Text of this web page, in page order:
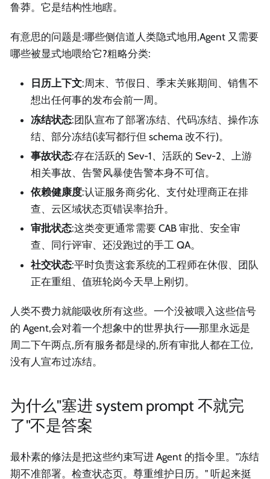
鲁莽。它是结构性地瞎。
有意思的问题是:哪些侧信道人类隐式地用,Agent 又需要
哪些被显式地喂给它?粗略分类:
日历上下文:周末、节假日、季末关账期间、销售不
想出任何事的发布会前一周。
冻结状态:团队宣布了部署冻结、代码冻结、操作冻
结、部分冻结(读写都行但 schema 改不行)。
事故状态:存在活跃的 Sev-1、活跃的 Sev-2、上游
相关事故、告警风暴使告警本身不可信。
依赖健康度:认证服务商劣化、支付处理商正在排
查、云区域状态页错误率抬升。
审批状态:这类变更通常需要 CAB 审批、安全审
查、同行评审、还没跑过的手工 QA。
社交状态:平时负责这套系统的工程师在休假、团队
正在重组、值班轮岗今天早上刚切。
人类不费力就能吸收所有这些。一个没被喂入这些信号
的 Agent,会对着一个想象中的世界执行——那里永远是
周二下午两点,所有服务都是绿的,所有审批人都在工位,
没有人宣布过冻结。
为什么"塞进 system prompt 不就完
了"不是答案
最朴素的修法是把这些约束写进 Agent 的指令里。"冻结
期不准部署。检查状态页。尊重维护日历。" 听起来挺